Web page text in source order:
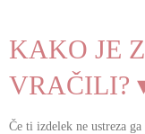
KAKO JE
VRAČILI?
Če ti izdelek ne ustreza